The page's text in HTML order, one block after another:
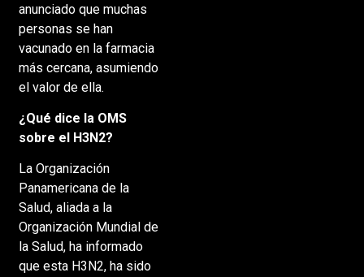
anunciado que muchas
personas se han
vacunado en la farmacia
más cercana, asumiendo
el valor de ella.
¿Qué dice la OMS
sobre el H3N2?
La Organización
Panamericana de la
Salud, aliada a la
Organización Mundial de
la Salud, ha informado
que esta H3N2, ha sido